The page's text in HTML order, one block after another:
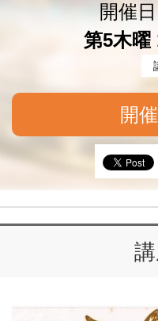
開催日
第5木曜
開